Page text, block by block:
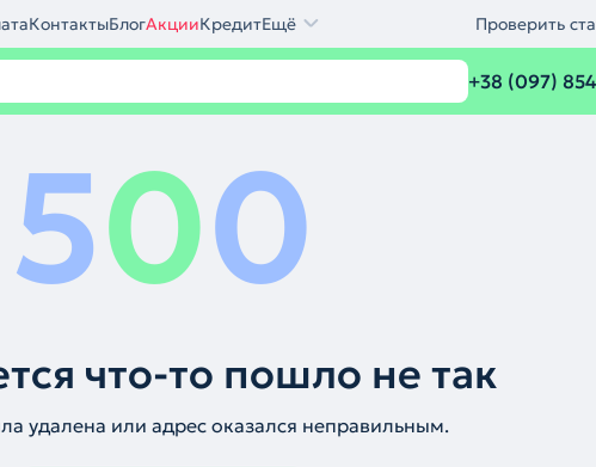
КонтактыБлогАкцииКредитЕщё Проверить
+38 (097)
500
что-то пошло не так
удалена или адрес оказался неправильным.